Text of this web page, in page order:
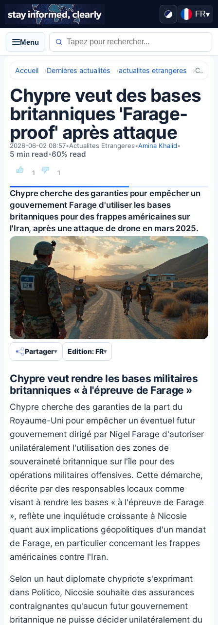
FR▾
Menu
Accueil Dernières actualités actualites etrangeres Chypre veut des bases britanniques 'Farage-proof' après attaque
Chypre veut des bases
britanniques 'Farage-
proof' après attaque
1 1
2026-06-02 08:57•Actualites Etrangeres•Amina Khalid•
5 min read•60% read
Chypre cherche des garanties pour empêcher un
gouvernement Farage d'utiliser les bases
britanniques pour des frappes américaines sur
l'Iran, après une attaque de drone en mars 2025.
Partager Edition: FR
Chypre veut rendre les bases militaires
britanniques « à l'épreuve de Farage »
Chypre cherche des garanties de la part du
Royaume-Uni pour empêcher un éventuel futur
gouvernement dirigé par Nigel Farage d'autoriser
unilatéralement l'utilisation des zones de
souveraineté britannique sur l'île pour des
opérations militaires offensives. Cette démarche,
décrite par des responsables locaux comme
visant à rendre les bases « à l'épreuve de Farage
», reflète une inquiétude croissante à Nicosie
quant aux implications géopolitiques d'un mandat
de Farage, en particulier concernant les frappes
américaines contre l'Iran.
Selon un haut diplomate chypriote s'exprimant
dans Politico, Nicosie souhaite des assurances
contraignantes qu'aucun futur gouvernement
britannique ne puisse décider unilatéralement du